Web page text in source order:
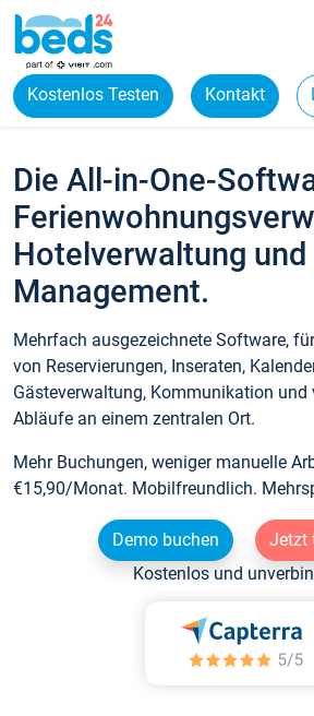
Kostenlos Testen Kontakt
Die All-in-One-
Hotelverwaltung und
Management.
Mehrfach ausgezeichnete Software,
von Reservierungen, Inseraten,
Gästeverwaltung, Kommunikation und
Abläufe an einem zentralen Ort.
Mehr Buchungen, weniger manuelle
€15,90/Monat. Mobilfreundlich.
Demo buchen
Jetzt
Kostenlos und